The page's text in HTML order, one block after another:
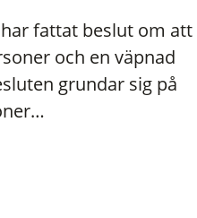
fattat beslut om att
och en väpnad
grundar sig på